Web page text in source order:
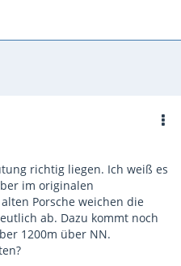
richtig liegen. Ich weiß es
im originalen
Porsche weichen die
ab. Dazu kommt noch
1200m über NN.